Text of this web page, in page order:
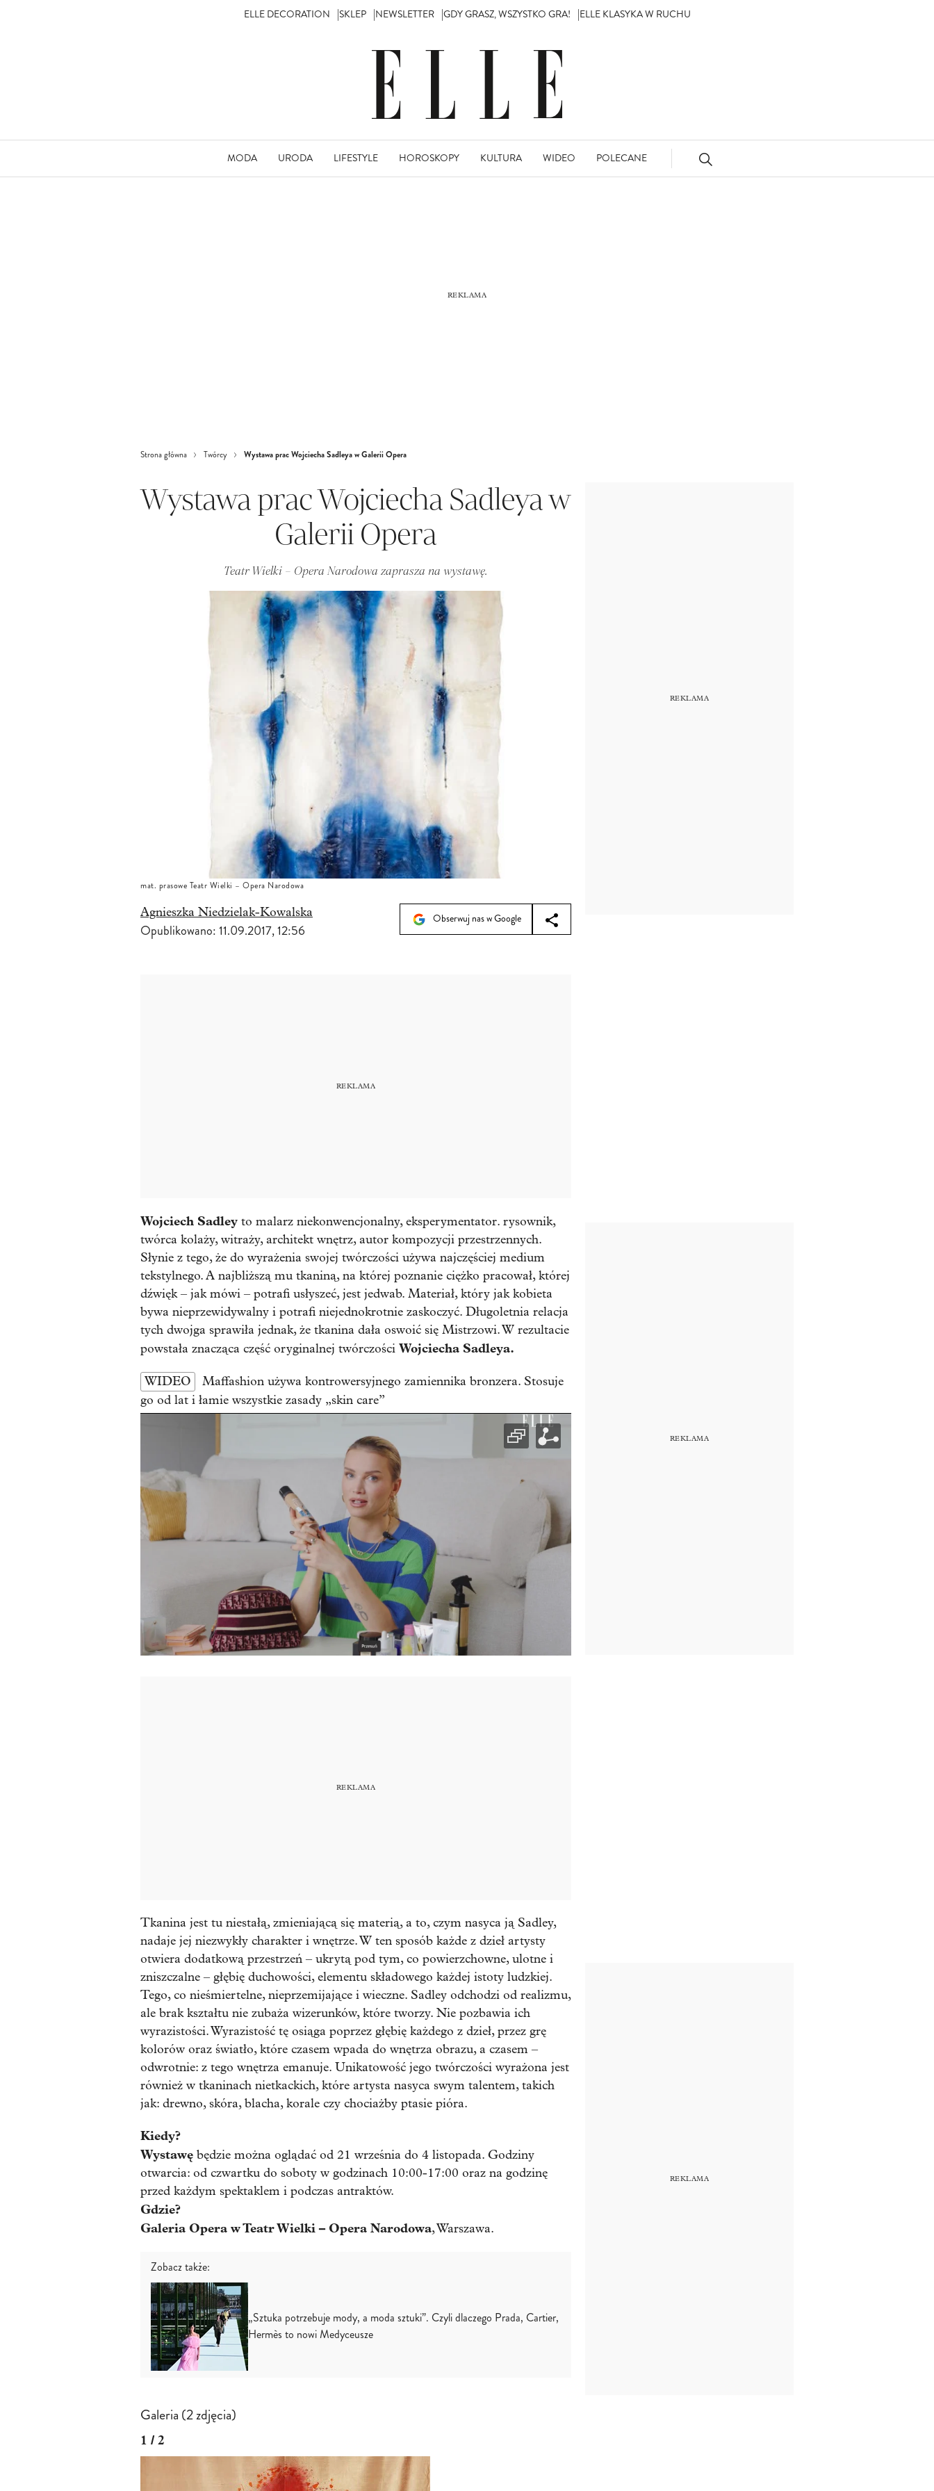
ELLE DECORATION SKLEP NEWSLETTER GDY GRASZ, WSZYSTKO GRA! ELLE KLASYKA W RUCHU
MODA URODA LIFESTYLE HOROSKOPY KULTURA WIDEO POLECANE
Strona główna Twórcy Wystawa prac Wojciecha Sadleya w Galerii Opera
Wystawa prac Wojciecha Sadleya w
Galerii Opera
Teatr Wielki – Opera Narodowa zaprasza na wystawę.
mat. prasowe Teatr Wielki – Opera Narodowa
Agnieszka Niedzielak-Kowalska
Opublikowano:11.09.2017, 12:56
Obserwuj nas w Google
Wojciech Sadley to malarz niekonwencjonalny, eksperymentator. rysownik,
twórca kolaży, witraży, architekt wnętrz, autor kompozycji przestrzennych.
Słynie z tego, że do wyrażenia swojej twórczości używa najczęściej medium
tekstylnego. A najbliższą mu tkaniną, na której poznanie ciężko pracował, której
dźwięk – jak mówi – potrafi usłyszeć, jest jedwab. Materiał, który jak kobieta
bywa nieprzewidywalny i potrafi niejednokrotnie zaskoczyć. Długoletnia relacja
tych dwojga sprawiła jednak, że tkanina dała oswoić się Mistrzowi. W rezultacie
powstała znacząca część oryginalnej twórczości Wojciecha Sadleya.
WIDEO
Maffashion używa kontrowersyjnego zamiennika bronzera. Stosuje
go od lat i łamie wszystkie zasady „skin care”
Tkanina jest tu niestałą, zmieniającą się materią, a to, czym nasyca ją Sadley,
nadaje jej niezwykły charakter i wnętrze. W ten sposób każde z dzieł artysty
otwiera dodatkową przestrzeń – ukrytą pod tym, co powierzchowne, ulotne i
zniszczalne – głębię duchowości, elementu składowego każdej istoty ludzkiej.
Tego, co nieśmiertelne, nieprzemijające i wieczne. Sadley odchodzi od realizmu,
ale brak kształtu nie zubaża wizerunków, które tworzy. Nie pozbawia ich
wyrazistości. Wyrazistość tę osiąga poprzez głębię każdego z dzieł, przez grę
kolorów oraz światło, które czasem wpada do wnętrza obrazu, a czasem –
odwrotnie: z tego wnętrza emanuje. Unikatowość jego twórczości wyrażona jest
również w tkaninach nietkackich, które artysta nasyca swym talentem, takich
jak: drewno, skóra, blacha, korale czy chociażby ptasie pióra.
Kiedy?
Wystawę będzie można oglądać od 21 września do 4 listopada. Godziny
otwarcia: od czwartku do soboty w godzinach 10:00-17:00 oraz na godzinę
przed każdym spektaklem i podczas antraktów.
Gdzie?
Galeria Opera w Teatr Wielki – Opera Narodowa, Warszawa.
Zobacz także:
„Sztuka potrzebuje mody, a moda sztuki”. Czyli dlaczego Prada, Cartier,
Hermès to nowi Medyceusze
Galeria (2 zdjęcia)
1 / 2